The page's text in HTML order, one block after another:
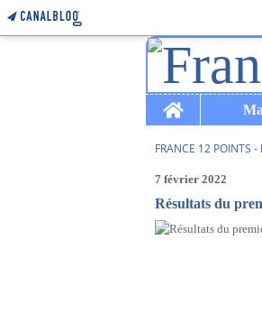
Home
FRANCE 12 POINTS -
7 février 2022
Résultats du